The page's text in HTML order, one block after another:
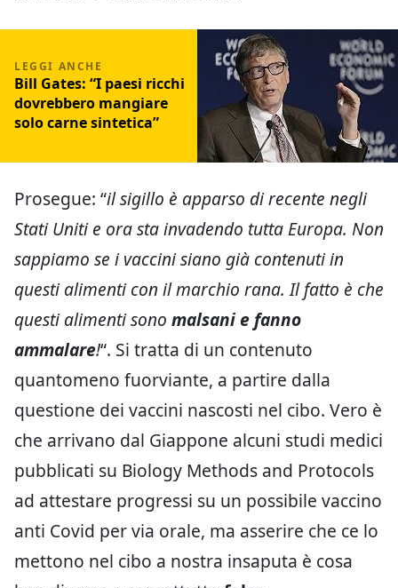
Bill Gates: “I paesi ricchi
dovrebbero mangiare
solo carne sintetica”
Prosegue: “il sigillo è apparso di recente negli
Stati Uniti e ora sta invadendo tutta Europa. Non
sappiamo se i vaccini siano già contenuti in
questi alimenti con il marchio rana. Il fatto è che
questi alimenti sono malsani e fanno
ammalare!“. Si tratta di un contenuto
quantomeno fuorviante, a partire dalla
questione dei vaccini nascosti nel cibo. Vero è
che arrivano dal Giappone alcuni studi medici
pubblicati su Biology Methods and Protocols
ad attestare progressi su un possibile vaccino
anti Covid per via orale, ma asserire che ce lo
mettono nel cibo a nostra insaputa è cosa